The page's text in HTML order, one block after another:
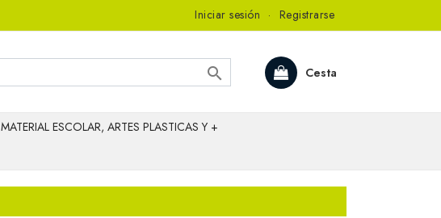
Iniciar sesión · Registrarse
Cesta

MATERIAL ESCOLAR, ARTES PLASTICAS Y +